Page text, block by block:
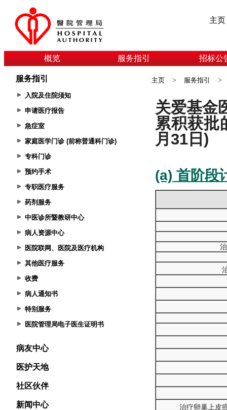
主页
概览 服务指引 招标公
服务指引
入院及住院须知
申请医疗报告
急症室
家庭医学门诊 (前称普通科门诊)
专科门诊
预约手术
专职医疗服务
药剂服务
中医诊所暨教研中心
病人资源中心
医院联网、医院及医疗机构
其他医疗服务
收费
病人通知书
特别服务
医院管理局电子医生证明书
病友中心
医护天地
社区伙伴
新闻中心
主页 > 服务指引 >